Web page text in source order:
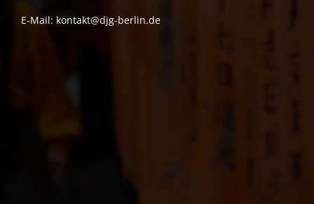
E-Mail: kontakt@djg-berlin.de